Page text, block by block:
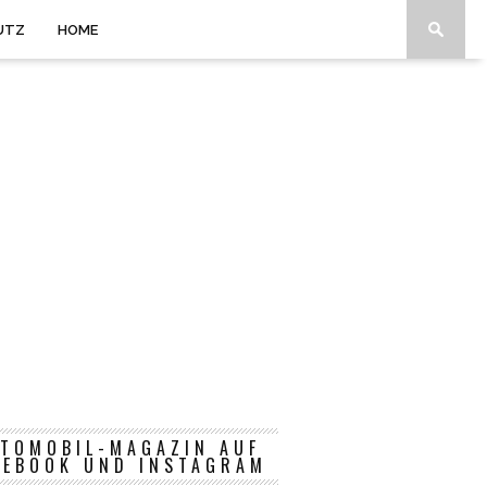
HOME
MAGAZIN AUF
UND INSTAGRAM